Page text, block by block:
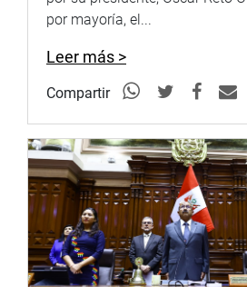
por mayoría, el...
Leer más >
Compartir